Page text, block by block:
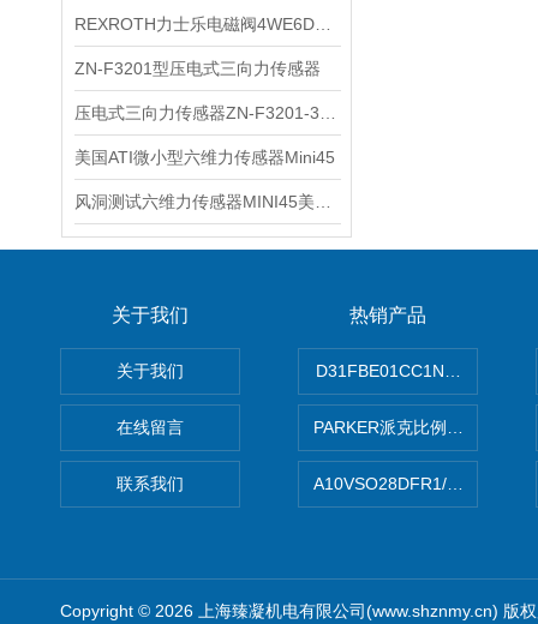
ZN-F3201型压电式三向力传感器
美国ATI微小型六维力传感器Mini45
关于我们
关于我们
在线留言
联系我们
热销产品
PARKER派克比例阀 柱塞泵
A10VSO28DFR1/
Copyright © 2026 上海臻凝机电有限公司(www.shznmy.cn) 版